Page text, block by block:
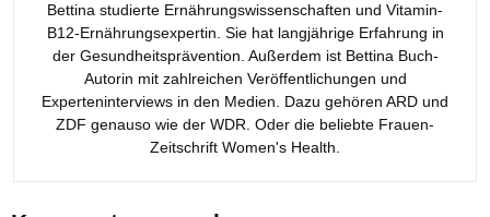
Bettina studierte Ernährungswissenschaften und Vitamin-
B12-Ernährungsexpertin. Sie hat langjährige Erfahrung in
der Gesundheitsprävention. Außerdem ist Bettina Buch-
Autorin mit zahlreichen Veröffentlichungen und
Experteninterviews in den Medien. Dazu gehören ARD und
ZDF genauso wie der WDR. Oder die beliebte Frauen-
Zeitschrift Women's Health.